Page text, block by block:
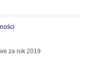
za rok 2019